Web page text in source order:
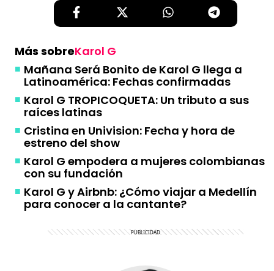
Más sobreKarol G
Mañana Será Bonito de Karol G llega a
Latinoamérica: Fechas confirmadas
Karol G TROPICOQUETA: Un tributo a sus
raíces latinas
Cristina en Univision: Fecha y hora de
estreno del show
Karol G empodera a mujeres colombianas
con su fundación
Karol G y Airbnb: ¿Cómo viajar a Medellín
para conocer a la cantante?